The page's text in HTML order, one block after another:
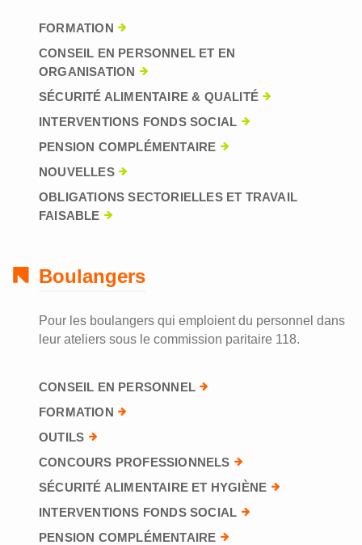
FORMATION
CONSEIL EN PERSONNEL ET EN
ORGANISATION
SÉCURITÉ ALIMENTAIRE & QUALITÉ
INTERVENTIONS FONDS SOCIAL
PENSION COMPLÉMENTAIRE
NOUVELLES
OBLIGATIONS SECTORIELLES ET TRAVAIL
FAISABLE
Boulangers
Pour les boulangers qui emploient du personnel dans
leur ateliers sous le commission paritaire 118.
CONSEIL EN PERSONNEL
FORMATION
OUTILS
CONCOURS PROFESSIONNELS
SÉCURITÉ ALIMENTAIRE ET HYGIÈNE
INTERVENTIONS FONDS SOCIAL
PENSION COMPLÉMENTAIRE